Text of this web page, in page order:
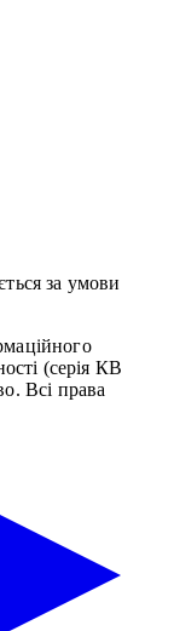
за умови
(серія КВ
Всі права